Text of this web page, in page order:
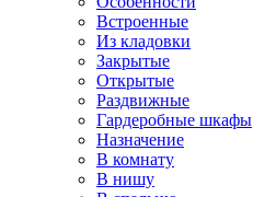
Встроенные
Из кладовки
Закрытые
Открытые
Раздвижные
Гардеробные шкафы
Назначение
В комнату
В нишу